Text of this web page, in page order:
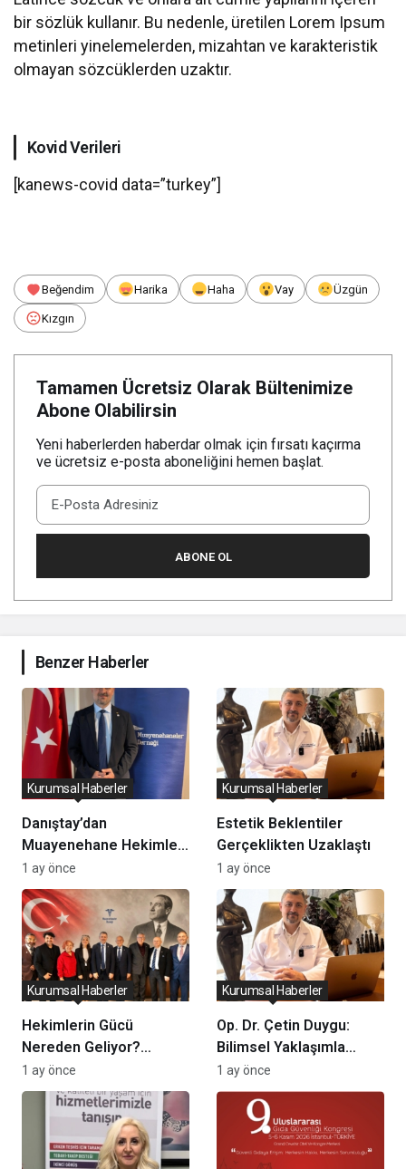
bir sözlük kullanır. Bu nedenle, üretilen Lorem Ipsum
metinleri yinelemelerden, mizahtan ve karakteristik
olmayan sözcüklerden uzaktır.
Kovid Verileri
[kanews-covid data=”turkey”]
Beğendim Harika Haha Vay Üzgün
Kızgın
Tamamen Ücretsiz Olarak Bültenimize
Abone Olabilirsin
Yeni haberlerden haberdar olmak için fırsatı kaçırma
ve ücretsiz e-posta aboneliğini hemen başlat.
ABONE OL
Benzer Haberler
Danıştay’dan
Muayenehane Hekimleri
İçin Kritik Karar: Özel
Hastane
Sözleşmelerindeki
Kısıtlamalar Yürütmesi
Durduruldu
Kurumsal Haberler
1 ay önce
Estetik Beklentiler
Gerçeklikten Uzaklaştı
Kurumsal Haberler
1 ay önce
Hekimlerin Gücü
Nereden Geliyor?
Muayenehaneler
Derneği’nden Açıklama
Kurumsal Haberler
1 ay önce
Op. Dr. Çetin Duygu:
Bilimsel Yaklaşımla
Estetik ve Migren
Cerrahisi
Kurumsal Haberler
1 ay önce